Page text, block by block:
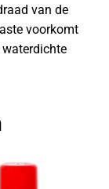
van de
voorkomt